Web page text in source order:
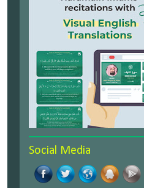
Social Media